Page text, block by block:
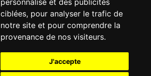
personnalisé et des publicités
ciblées, pour analyser le trafic de
notre site et pour comprendre la
provenance de nos visiteurs.
J'accepte
40500 Aurice
Tel : 05 58 76 06 50
Plus d'infos »
Commune d'Aurice – Landes 40